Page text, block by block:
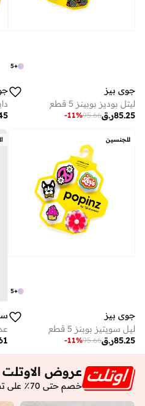
+
5
جوي بيز
ليتل بوديز بوبينز 5 قطع
ر.ق85.25
95.66
-11%
للجنسين
+
5
جوي بيز
ليـل سويتيز بوبنز 5 قطع
ر.ق85.25
95.66
-11%
عروض الاوتلت
خصم حتى 70٪ على تشكيلات مختارة